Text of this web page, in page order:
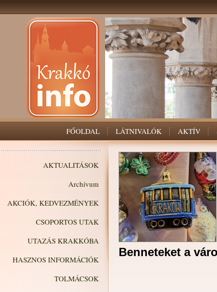
FŐOLDAL LÁTNIVALÓK AKTÍV
AKTUALITÁSOK
Archívum
AKCIÓK, KEDVEZMÉNYEK
CSOPORTOS UTAK
UTAZÁS KRAKKÓBA
HASZNOS INFORMÁCIÓK
TOLMÁCSOK
Benneteket a